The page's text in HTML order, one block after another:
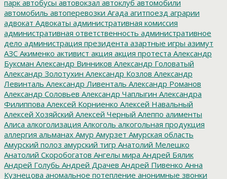
парк автобусы автовокзал автоклуб автомобили
автомобиль автоперевозки Агада агитпоезд аграрии
адвокат Адвокаты административная комиссия
административная ответственность административное
дело администрация президента азартные игры азимут
АЗС Акименко активист акция акция протеста Александр
Буксман Александр Винников Александр Головатый
Александр Золотухин Александр Козлов Александр
Левинталь Александр Ливенталь Александр Романов
Александр Соловьев Александр Чаплыгин Александра
Филиппова Алексей Корниенко Алексей Навальный
Алексей Хозяйский Алексей Черный Алеппо алименты
Алиса алкоголизация Алкоголь алкогольная продукция
аллергия альманах Амур Амурзет Амурская область
Амурский полоз амурский тигр Анатолий Мелешко
Анатолий Скоробогатов Ангелы мира Андрей Бялик
Андрей Голубь Андрей Драчев Андрей Пивенко Анна
Кузнецова аномальное потепление анонимные звонки